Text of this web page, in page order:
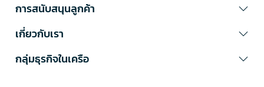
การสนับสนุนลูกค้า
เกี่ยวกับเรา
กลุ่มธุรกิจในเครือ